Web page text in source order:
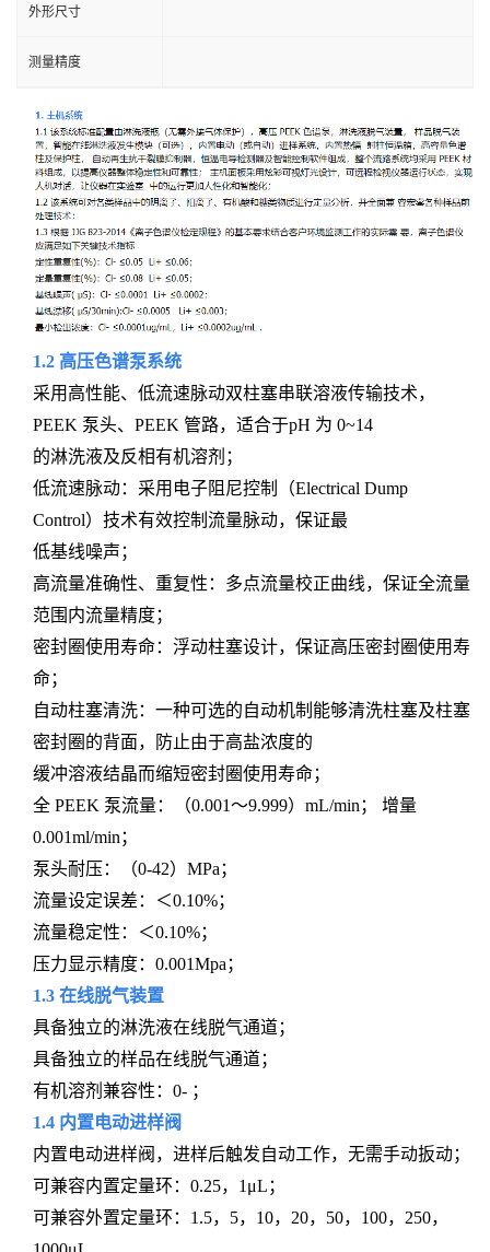
外形尺寸
测量精度
1.2 高压色谱泵系统
采用高性能、低流速脉动双柱塞串联溶液传输技术，
PEEK 泵头、PEEK 管路，适合于pH 为 0~14
的淋洗液及反相有机溶剂；
低流速脉动：采用电子阻尼控制（Electrical Dump
Control）技术有效控制流量脉动，保证最
低基线噪声；
高流量准确性、重复性：多点流量校正曲线，保证全流量
范围内流量精度；
密封圈使用寿命：浮动柱塞设计，保证高压密封圈使用寿
命；
自动柱塞清洗：一种可选的自动机制能够清洗柱塞及柱塞
密封圈的背面，防止由于高盐浓度的
缓冲溶液结晶而缩短密封圈使用寿命；
全 PEEK 泵流量：（0.001～9.999）mL/min； 增量
0.001ml/min；
泵头耐压：（0-42）MPa；
流量设定误差：＜0.10%；
流量稳定性：＜0.10%；
压力显示精度：0.001Mpa；
1.3 在线脱气装置
具备独立的淋洗液在线脱气通道；
具备独立的样品在线脱气通道；
有机溶剂兼容性：0- ；
1.4 内置电动进样阀
内置电动进样阀，进样后触发自动工作，无需手动扳动；
可兼容内置定量环：0.25，1μL；
可兼容外置定量环：1.5，5，10，20，50，100，250，